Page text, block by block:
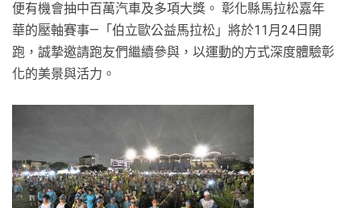
便有機會抽中百萬汽車及多項大獎。 彰化縣馬拉松嘉年
華的壓軸賽事—「伯立歐公益馬拉松」將於11月24日開
跑，誠摯邀請跑友們繼續參與，以運動的方式深度體驗彰
化的美景與活力。